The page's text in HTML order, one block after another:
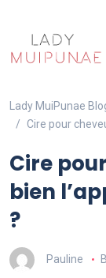
Lady MuiPunae
Cire pour
Cire
bien
?
Pauline